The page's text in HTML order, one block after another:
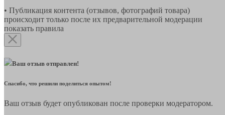
• Публикация контента (отзывов, фотографий товара)
происходит только после их предварительной модерации
показать правила
Ваш отзыв отправлен!
Спасибо, что решили поделиться опытом!
Ваш отзыв будет опубликован после проверки модератором.